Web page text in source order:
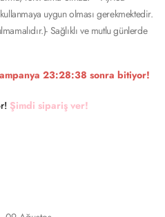
uygun olması gerekmektedir.
Sağlıklı ve mutlu günlerde
23:28:38 sonra bitiyor!
Şimdi sipariş ver!